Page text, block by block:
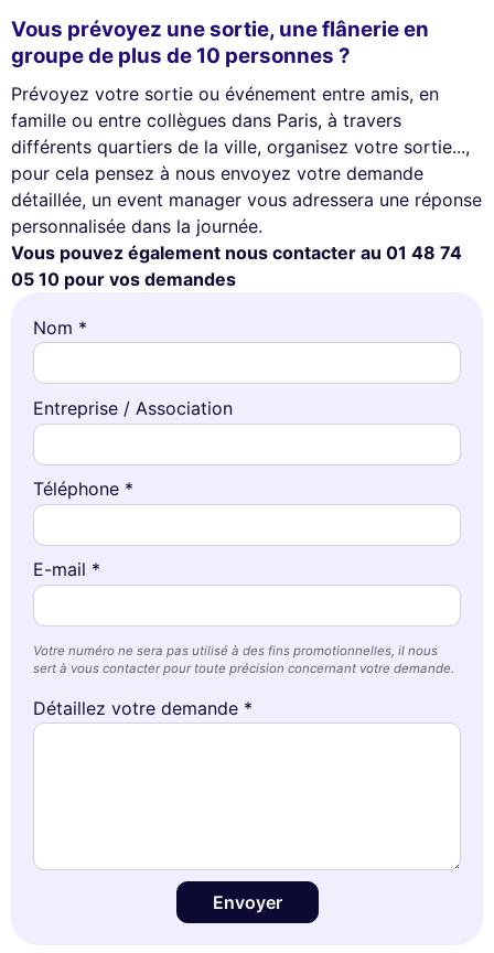
Vous prévoyez une sortie, une flânerie en
groupe de plus de 10 personnes ?
Prévoyez votre sortie ou événement entre amis, en
famille ou entre collègues dans Paris, à travers
différents quartiers de la ville, organisez votre sortie...,
pour cela pensez à nous envoyez votre demande
détaillée, un event manager vous adressera une réponse
personnalisée dans la journée.
Vous pouvez également nous contacter au 01 48 74
05 10 pour vos demandes
Nom *
Entreprise / Association
Téléphone *
E-mail *
Votre numéro ne sera pas utilisé à des fins promotionnelles, il nous
sert à vous contacter pour toute précision concernant votre demande.
Détaillez votre demande *
Envoyer